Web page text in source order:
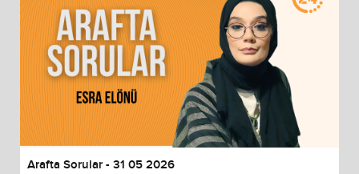
Arafta Sorular - 31 05 2026